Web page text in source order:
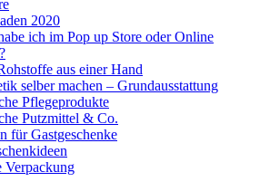
2020
ich im Pop up Store oder Online
aus einer Hand
selber machen – Grundausstattung
Pflegeprodukte
Putzmittel & Co.
für Gastgeschenke
Verpackung